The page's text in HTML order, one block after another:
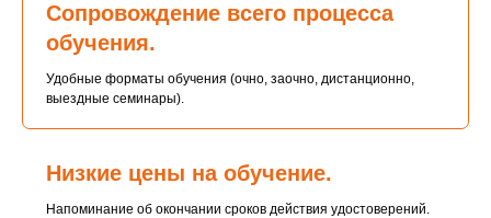
Сопровождение всего процесса
обучения.
Удобные форматы обучения (очно, заочно, дистанционно,
выездные семинары).
Низкие цены на обучение.
Напоминание об окончании сроков действия удостоверений.